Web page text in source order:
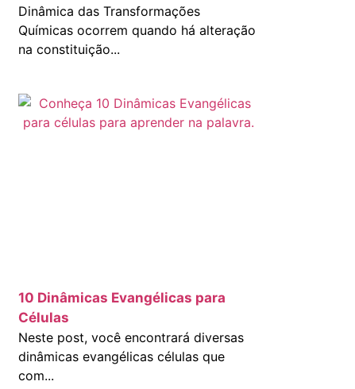
Dinâmica das Transformações
Químicas ocorrem quando há alteração
na constituição...
10 Dinâmicas Evangélicas para
Células
Neste post, você encontrará diversas
dinâmicas evangélicas células que
com...